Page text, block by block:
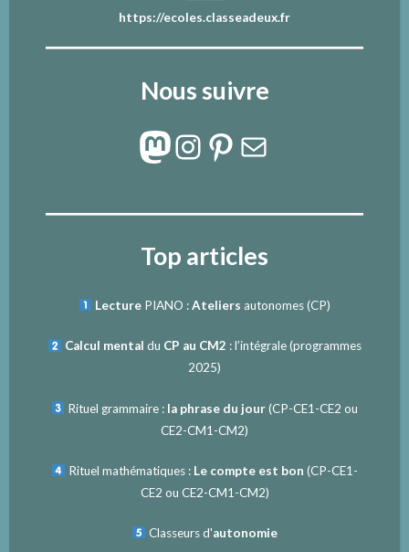
https://ecoles.classeadeux.fr
Nous suivre
Mastodon
Instagram
Pinterest
E-mail
Top articles
Lecture PIANO :Ateliers autonomes (CP)
Calcul mental du CP au CM2 : l’intégrale (programmes
2025)
Rituel grammaire : la phrase du jour(CP-CE1-CE2 ou
CE2-CM1-CM2)
Rituel mathématiques : Le compte est bon (CP-CE1-
CE2 ou CE2-CM1-CM2)
Classeurs d'autonomie